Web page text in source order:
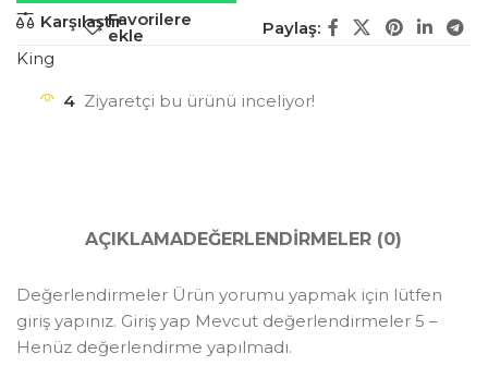
KarşılaştırFavorilere
ekle
Paylaş:
King
4 Ziyaretçi bu ürünü inceliyor!
AÇIKLAMADEĞERLENDIRMELER (0)
Değerlendirmeler Ürün yorumu yapmak için lütfen
giriş yapınız. Giriş yap Mevcut değerlendirmeler 5 –
Henüz değerlendirme yapılmadı.